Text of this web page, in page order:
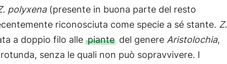
polyxena(presente in buona parte del resto
riconosciuta come specie a sé stante. Z.
a doppio filo alle piante del genere Aristolochia,
senza le quali non può sopravvivere. I